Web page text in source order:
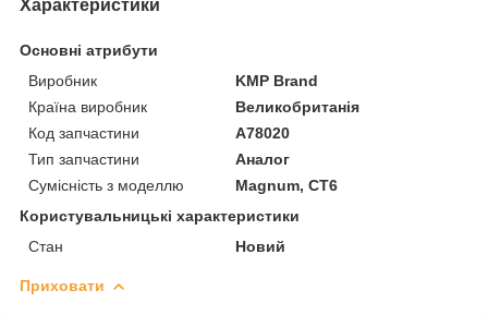
Характеристики
Основні атрибути
Виробник
KMP Brand
Країна виробник
Великобританія
Код запчастини
A78020
Тип запчастини
Аналог
Сумісність з моделлю
Magnum, CT6
Користувальницькі характеристики
Стан
Новий
Приховати